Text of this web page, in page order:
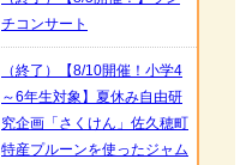
チコンサート
（終了）【8/10開催！小学4
～6年生対象】夏休み自由研
究企画「さくけん」佐久穂町
特産プルーンを使ったジャム